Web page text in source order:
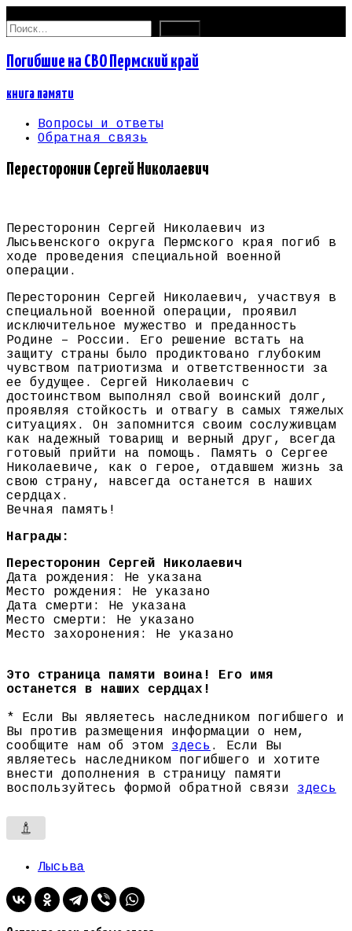
Найти:
Погибшие на СВО Пермский край
книга памяти
Вопросы и ответы
Обратная связь
Пересторонин Сергей Николаевич
Пересторонин Сергей Николаевич из
Лысьвенского округа Пермского края погиб в
ходе проведения специальной военной
операции.
Пересторонин Сергей Николаевич, участвуя в
специальной военной операции, проявил
исключительное мужество и преданность
Родине – России. Его решение встать на
защиту страны было продиктовано глубоким
чувством патриотизма и ответственности за
ее будущее. Сергей Николаевич с
достоинством выполнял свой воинский долг,
проявляя стойкость и отвагу в самых тяжелых
ситуациях. Он запомнится своим сослуживцам
как надежный товарищ и верный друг, всегда
готовый прийти на помощь. Память о Сергее
Николаевиче, как о герое, отдавшем жизнь за
свою страну, навсегда останется в наших
сердцах.
Вечная память!
Награды:
Пересторонин Сергей Николаевич
Дата рождения: Не указана
Место рождения: Не указано
Дата смерти: Не указана
Место смерти: Не указано
Место захоронения: Не указано
Это страница памяти воина! Его имя
останется в наших сердцах!
* Если Вы являетесь наследником погибшего и
Вы против размещения информации о нем,
сообщите нам об этом здесь . Если Вы
являетесь наследником погибшего и хотите
внести дополнения в страницу памяти
воспользуйтесь формой обратной связи здесь
Лысьва